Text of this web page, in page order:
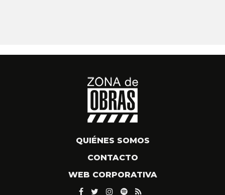
QUIÉNES SOMOS
CONTACTO
WEB CORPORATIVA